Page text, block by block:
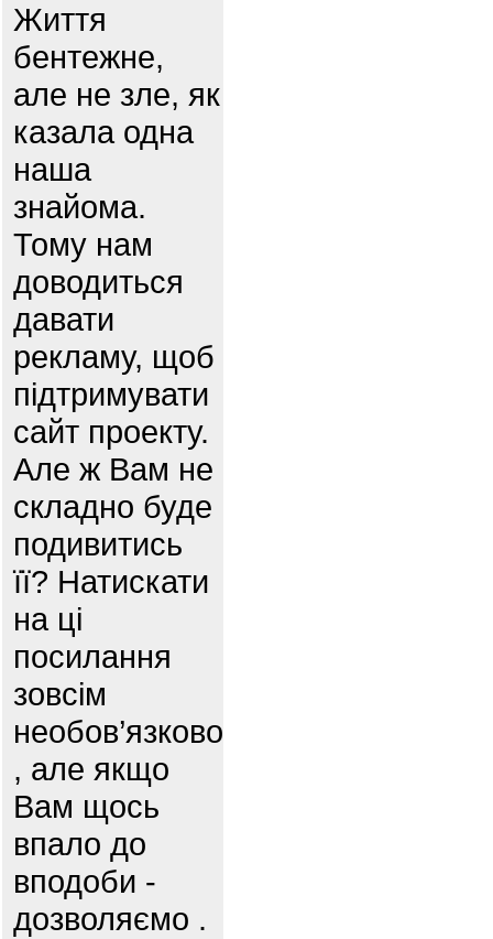
Життя
бентежне,
але не зле, як
казала одна
наша
знайома.
Тому нам
доводиться
давати
рекламу, щоб
підтримувати
сайт проекту.
Але ж Вам не
складно буде
подивитись
її? Натискати
на ці
посилання
зовсім
необов’язково
, але якщо
Вам щось
впало до
вподоби -
дозволяємо .